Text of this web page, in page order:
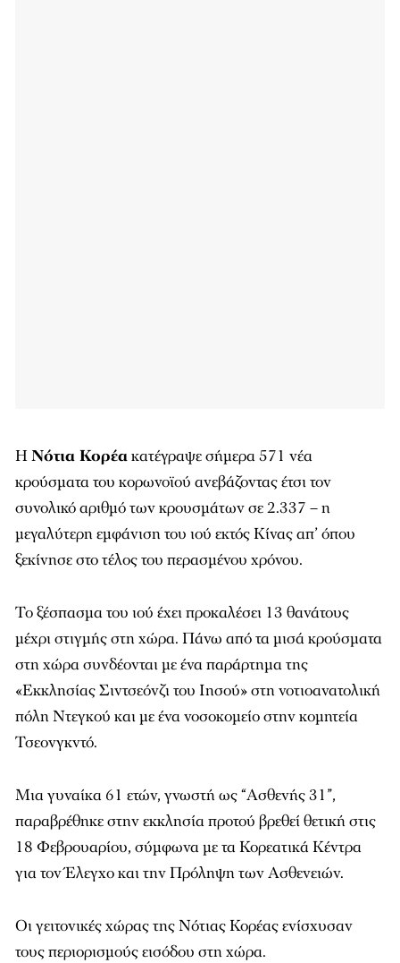
ΗΝότια Κορέακατέγραψε σήμερα 571 νέα
κρούσματα του κορωνοϊού ανεβάζοντας έτσι τον
συνολικό αριθμό των κρουσμάτων σε 2.337 – η
μεγαλύτερη εμφάνιση του ιού εκτός Κίνας απ’ όπου
ξεκίνησε στο τέλος του περασμένου χρόνου.
Το ξέσπασμα του ιού έχει προκαλέσει 13 θανάτους
μέχρι στιγμής στη χώρα. Πάνω από τα μισά κρούσματα
στη χώρα συνδέονται με ένα παράρτημα της
«Εκκλησίας Σιντσεόνζι του Ιησού» στη νοτιοανατολική
πόλη Ντεγκού και με ένα νοσοκομείο στην κομητεία
Τσεονγκντό.
Μια γυναίκα 61 ετών, γνωστή ως “Ασθενής 31”,
παραβρέθηκε στην εκκλησία προτού βρεθεί θετική στις
18 Φεβρουαρίου, σύμφωνα με τα Κορεατικά Κέντρα
για τον Έλεγχο και την Πρόληψη των Ασθενειών.
Οι γειτονικές χώρας της Νότιας Κορέας ενίσχυσαν
τους περιορισμούς εισόδου στη χώρα.